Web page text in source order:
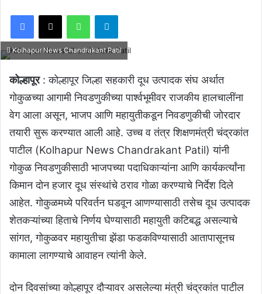
Facebook
X WhatsAppTelegram
Kolhapur News Chandrakant Patil
कोल्हापूर: कोल्हापूर जिल्हा सहकारी दूध उत्पादक संघ अर्थात
गोकुळच्या आगामी निवडणुकीच्या पार्श्वभूमीवर राजकीय हालचालींना
वेग आला असून, भाजप आणि महायुतीकडून निवडणुकीची जोरदार
तयारी सुरू करण्यात आली आहे. उच्च व तंत्र शिक्षणमंत्री चंद्रकांत
पाटील (Kolhapur News Chandrakant Patil) यांनी
गोकुळ निवडणुकीसाठी भाजपच्या पदाधिकाऱ्यांना आणि कार्यकर्त्यांना
किमान दोन हजार दूध संस्थांचे ठराव गोळा करण्याचे निर्देश दिले
आहेत. गोकुळमध्ये परिवर्तन घडवून आणण्यासाठी तसेच दूध उत्पादक
शेतकऱ्यांच्या हिताचे निर्णय घेण्यासाठी महायुती कटिबद्ध असल्याचे
सांगत, गोकुळवर महायुतीचा झेंडा फडकविण्यासाठी आतापासूनच
कामाला लागण्याचे आवाहन त्यांनी केले.
दोन दिवसांच्या कोल्हापूर दौऱ्यावर असलेल्या मंत्री चंद्रकांत पाटील